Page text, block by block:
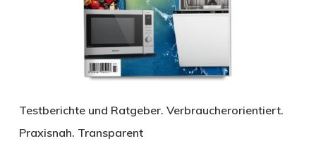
Testberichte und Ratgeber. Verbraucherorientiert.
Praxisnah. Transparent